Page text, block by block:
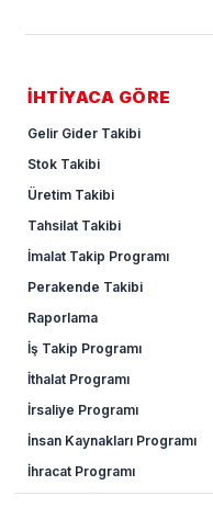
İHTİYACA GÖRE
Gelir Gider Takibi
Stok Takibi
Üretim Takibi
Tahsilat Takibi
İmalat Takip Programı
Perakende Takibi
Raporlama
İş Takip Programı
İthalat Programı
İrsaliye Programı
İnsan Kaynakları Programı
İhracat Programı